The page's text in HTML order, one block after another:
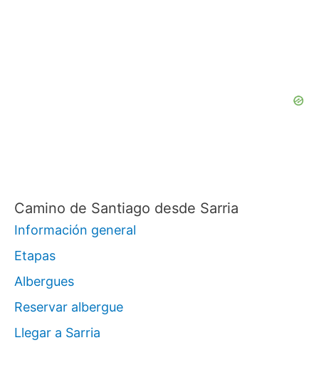
Camino de Santiago desde Sarria
Información general
Etapas
Albergues
Reservar albergue
Llegar a Sarria